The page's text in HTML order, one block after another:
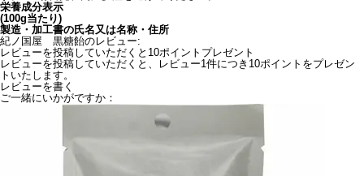
栄養成分表示
(100g当たり)
製造・加工書の氏名又は名称・住所
紀ノ国屋 黒糖飴のレビュー:
レビューを投稿していただくと10ポイントプレゼント
レビューを投稿していただくと、レビュー1件につき10ポイントをプレゼン
トいたします。
レビューを書く
ご一緒にいかがですか：